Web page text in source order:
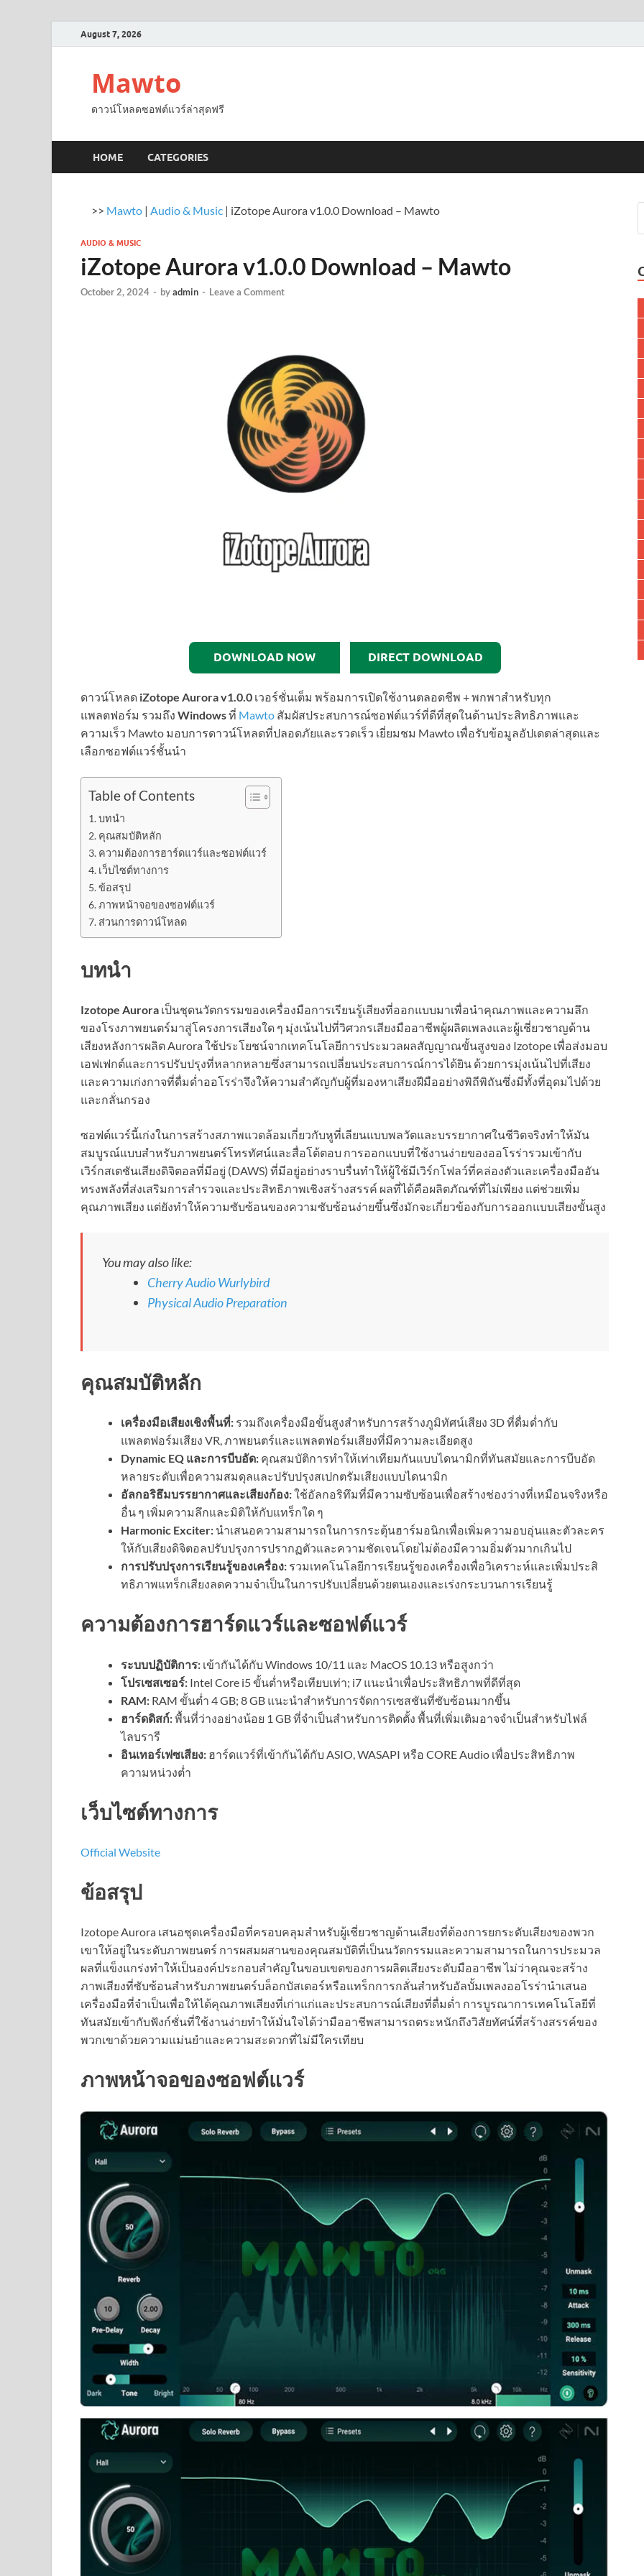
August 7, 2026
Mawto
ดาวน์โหลดซอฟต์แวร์ล่าสุดฟรี
HOME CATEGORIES
>> Mawto | Audio & Music | iZotope Aurora v1.0.0 Download – Mawto
AUDIO & MUSIC
iZotope Aurora v1.0.0 Download – Mawto
October 2, 2024 - byadmin - Leave a Comment
DOWNLOAD NOW DIRECT DOWNLOAD
ดาวน์โหลด iZotope Aurora v1.0.0 เวอร์ชั่นเต็ม พร้อมการเปิดใช้งานตลอดชีพ + พกพาสำหรับทุก
แพลตฟอร์ม รวมถึง Windowsที่ Mawto สัมผัสประสบการณ์ซอฟต์แวร์ที่ดีที่สุดในด้านประสิทธิภาพและ
ความเร็ว Mawto มอบการดาวน์โหลดที่ปลอดภัยและรวดเร็ว เยี่ยมชม Mawto เพื่อรับข้อมูลอัปเดตล่าสุดและ
เลือกซอฟต์แวร์ชั้นนำ
Table of Contents
บทนำ
คุณสมบัติหลัก
ความต้องการฮาร์ดแวร์และซอฟต์แวร์
เว็บไซต์ทางการ
ข้อสรุป
ภาพหน้าจอของซอฟต์แวร์
ส่วนการดาวน์โหลด
บทนำ
Izotope Aurora เป็นชุดนวัตกรรมของเครื่องมือการเรียนรู้เสียงที่ออกแบบมาเพื่อนำคุณภาพและความลึก
ของโรงภาพยนตร์มาสู่โครงการเสียงใด ๆ มุ่งเน้นไปที่วิศวกรเสียงมืออาชีพผู้ผลิตเพลงและผู้เชี่ยวชาญด้าน
เสียงหลังการผลิต Aurora ใช้ประโยชน์จากเทคโนโลยีการประมวลผลสัญญาณขั้นสูงของ Izotope เพื่อส่งมอบ
เอฟเฟกต์และการปรับปรุงที่หลากหลายซึ่งสามารถเปลี่ยนประสบการณ์การได้ยิน ด้วยการมุ่งเน้นไปที่เสียง
และความเก่งกาจที่ดื่มด่ำออโรร่าจึงให้ความสำคัญกับผู้ที่มองหาเสียงฝีมืออย่างพิถีพิถันซึ่งมีทั้งที่อุดมไปด้วย
และกลั่นกรอง
ซอฟต์แวร์นี้เก่งในการสร้างสภาพแวดล้อมเกี่ยวกับหูที่เลียนแบบพลวัตและบรรยากาศในชีวิตจริงทำให้มัน
สมบูรณ์แบบสำหรับภาพยนตร์โทรทัศน์และสื่อโต้ตอบ การออกแบบที่ใช้งานง่ายของออโรร่ารวมเข้ากับ
เวิร์กสเตชันเสียงดิจิตอลที่มีอยู่ (DAWS) ที่มีอยู่อย่างราบรื่นทำให้ผู้ใช้มีเวิร์กโฟลว์ที่คล่องตัวและเครื่องมืออัน
ทรงพลังที่ส่งเสริมการสำรวจและประสิทธิภาพเชิงสร้างสรรค์ ผลที่ได้คือผลิตภัณฑ์ที่ไม่เพียง แต่ช่วยเพิ่ม
คุณภาพเสียง แต่ยังทำให้ความซับซ้อนของความซับซ้อนง่ายขึ้นซึ่งมักจะเกี่ยวข้องกับการออกแบบเสียงขั้นสูง
You may also like:
Cherry Audio Wurlybird
Physical Audio Preparation
คุณสมบัติหลัก
เครื่องมือเสียงเชิงพื้นที่: รวมถึงเครื่องมือขั้นสูงสำหรับการสร้างภูมิทัศน์เสียง 3D ที่ดื่มด่ำกับ
แพลตฟอร์มเสียง VR, ภาพยนตร์และแพลตฟอร์มเสียงที่มีความละเอียดสูง
Dynamic EQ และการบีบอัด: คุณสมบัติการทำให้เท่าเทียมกันแบบไดนามิกที่ทันสมัยและการบีบอัด
หลายระดับเพื่อความสมดุลและปรับปรุงสเปกตรัมเสียงแบบไดนามิก
อัลกอริธึมบรรยากาศและเสียงก้อง:ใช้อัลกอริทึมที่มีความซับซ้อนเพื่อสร้างช่องว่างที่เหมือนจริงหรือ
อื่น ๆ เพิ่มความลึกและมิติให้กับแทร็กใด ๆ
Harmonic Exciter: นำเสนอความสามารถในการกระตุ้นฮาร์มอนิกเพื่อเพิ่มความอบอุ่นและตัวละคร
ให้กับเสียงดิจิตอลปรับปรุงการปรากฏตัวและความชัดเจนโดยไม่ต้องมีความอิ่มตัวมากเกินไป
การปรับปรุงการเรียนรู้ของเครื่อง: รวมเทคโนโลยีการเรียนรู้ของเครื่องเพื่อวิเคราะห์และเพิ่มประสิ
ทธิภาพแทร็กเสียงลดความจำเป็นในการปรับเปลี่ยนด้วยตนเองและเร่งกระบวนการเรียนรู้
ความต้องการฮาร์ดแวร์และซอฟต์แวร์
ระบบปฏิบัติการ: เข้ากันได้กับ Windows 10/11 และ MacOS 10.13 หรือสูงกว่า
โปรเซสเซอร์: Intel Core i5 ขั้นต่ำหรือเทียบเท่า; i7 แนะนำเพื่อประสิทธิภาพที่ดีที่สุด
RAM: RAM ขั้นต่ำ 4 GB; 8 GB แนะนำสำหรับการจัดการเซสชันที่ซับซ้อนมากขึ้น
ฮาร์ดดิสก์:พื้นที่ว่างอย่างน้อย 1 GB ที่จำเป็นสำหรับการติดตั้ง พื้นที่เพิ่มเติมอาจจำเป็นสำหรับไฟล์
ไลบรารี
อินเทอร์เฟซเสียง: ฮาร์ดแวร์ที่เข้ากันได้กับ ASIO, WASAPI หรือ CORE Audio เพื่อประสิทธิภาพ
ความหน่วงต่ำ
เว็บไซต์ทางการ
Official Website
ข้อสรุป
Izotope Aurora เสนอชุดเครื่องมือที่ครอบคลุมสำหรับผู้เชี่ยวชาญด้านเสียงที่ต้องการยกระดับเสียงของพวก
เขาให้อยู่ในระดับภาพยนตร์ การผสมผสานของคุณสมบัติที่เป็นนวัตกรรมและความสามารถในการประมวล
ผลที่แข็งแกร่งทำให้เป็นองค์ประกอบสำคัญในขอบเขตของการผลิตเสียงระดับมืออาชีพ ไม่ว่าคุณจะสร้าง
ภาพเสียงที่ซับซ้อนสำหรับภาพยนตร์บล็อกบัสเตอร์หรือแทร็กการกลั่นสำหรับอัลบั้มเพลงออโรร่านำเสนอ
เครื่องมือที่จำเป็นเพื่อให้ได้คุณภาพเสียงที่เก่าแก่และประสบการณ์เสียงที่ดื่มด่ำ การบูรณาการเทคโนโลยีที่
ทันสมัยเข้ากับฟังก์ชั่นที่ใช้งานง่ายทำให้มั่นใจได้ว่ามืออาชีพสามารถตระหนักถึงวิสัยทัศน์ที่สร้างสรรค์ของ
พวกเขาด้วยความแม่นยำและความสะดวกที่ไม่มีใครเทียบ
ภาพหน้าจอของซอฟต์แวร์